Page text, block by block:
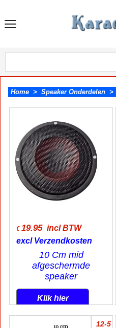
Home > Speaker Onderdelen >
€ 19.95 incl BTW
excl Verzendkosten
10 Cm mid
afgeschermde
speaker
Klik hier
12-5